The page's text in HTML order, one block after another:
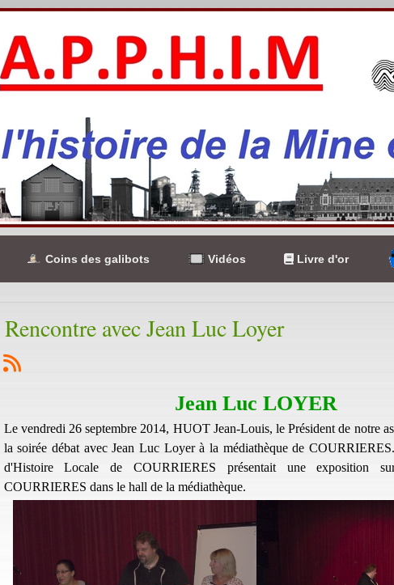
Coins des galibots Vidéos Livre d'or
Rencontre avec Jean Luc Loyer
Jean Luc LOYER
Le vendredi 26 septembre 2014, HUOT Jean-Louis, le Président de notre
la soirée débat avec Jean Luc Loyer à la médiathèque de
d'Histoire Locale de COURRIERES présentait une exposition
COURRIERES dans le hall de la médiathèque.